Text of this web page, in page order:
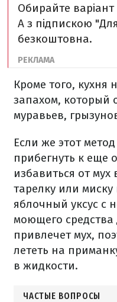
Обирайте
А з підпискою
безкоштовна.
Кроме того,
запахом, который
муравьев,
Если же этот
прибегнуть к еще
избавиться от
тарелку или
яблочный уксус с
моющего
привлечет мух,
лететь на
в жидкости.
ЧАСТЫЕ ВОПРОСЫ